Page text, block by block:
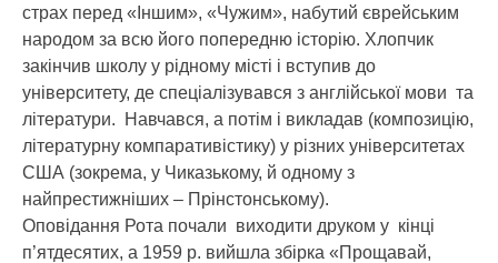
страх перед «Іншим», «Чужим», набутий єврейським
народом за всю його попередню історію. Хлопчик
закінчив школу у рідному місті і вступив до
університету, де спеціалізувався з англійської мови та
літератури. Навчався, а потім і викладав (композицію,
літературну компаративістику) у різних університетах
США (зокрема, у Чиказькому, й одному з
найпрестижніших – Прінстонському).
Оповідання Рота почали виходити друком у кінці
п’ятдесятих, а 1959 р. вийшла збірка «Прощавай,